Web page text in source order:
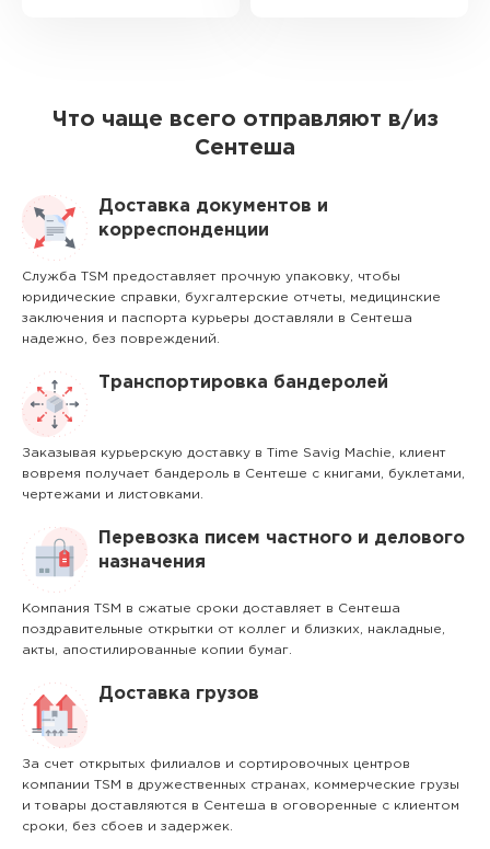
Что чаще всего отправляют в/из
Сентеша
Доставка документов и
корреспонденции
Служба TSM предоставляет прочную упаковку, чтобы
юридические справки, бухгалтерские отчеты, медицинские
заключения и паспорта курьеры доставляли в Сентеша
надежно, без повреждений.
Транспортировка бандеролей
Заказывая курьерскую доставку в Time Savig Machie, клиент
вовремя получает бандероль в Сентеше с книгами, буклетами,
чертежами и листовками.
Перевозка писем частного и делового
назначения
Компания TSM в сжатые сроки доставляет в Сентеша
поздравительные открытки от коллег и близких, накладные,
акты, апостилированные копии бумаг.
Доставка грузов
За счет открытых филиалов и сортировочных центров
компании TSM в дружественных странах, коммерческие грузы
и товары доставляются в Сентеша в оговоренные с клиентом
сроки, без сбоев и задержек.